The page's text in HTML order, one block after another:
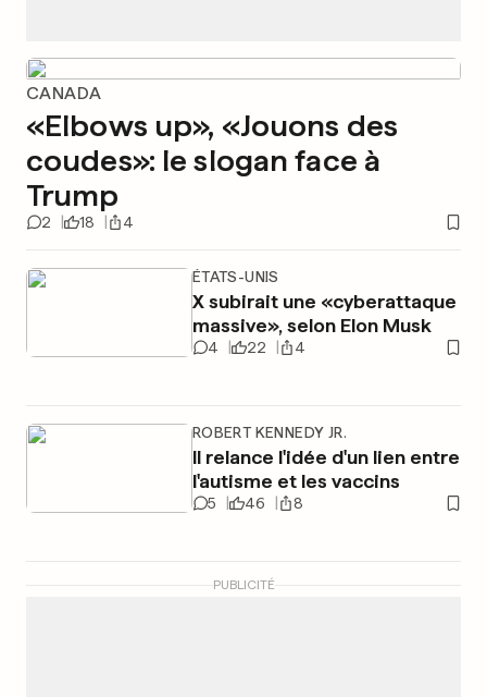
CANADA
«Elbows up», «Jouons des
coudes»: le slogan face à
Trump
2 18 4
ÉTATS-UNIS
X subirait une «cyberattaque
massive», selon Elon Musk
4 22 4
ROBERT KENNEDY JR.
Il relance l'idée d'un lien entre
l'autisme et les vaccins
5 46 8
PUBLICITÉ